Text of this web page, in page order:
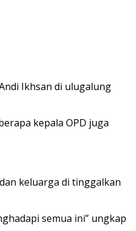
Ikhsan‎ di ulugalung
kepala OPD juga
keluarga di tinggalkan
semua ini” ungkap